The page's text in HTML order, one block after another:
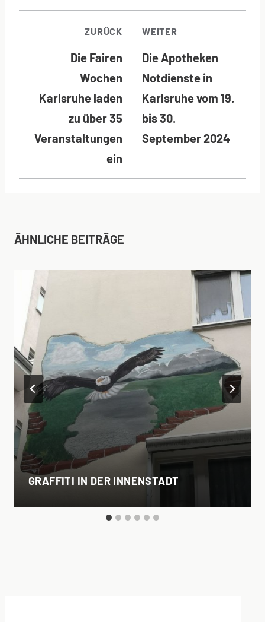
ZURÜCK
Die Fairen
Wochen
Karlsruhe laden
zu über 35
Veranstaltungen
ein
WEITER
Die Apotheken
Notdienste in
Karlsruhe vom 19.
bis 30.
September 2024
ÄHNLICHE BEITRÄGE
GRAFFITI IN DER INNENSTADT